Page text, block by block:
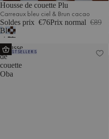
Housse de couette Plu
Carreaux bleu ciel & Brun cacao
Soldes prix €76Prix normal €89
Bleu
ciel
carreaux
blancs
classiques
Carreaux
bleu
ciel
&
Brun
cacao
Housse
de
couette
Oba
BESTSELLERS